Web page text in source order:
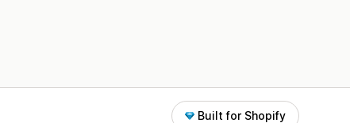
Built for Shopify